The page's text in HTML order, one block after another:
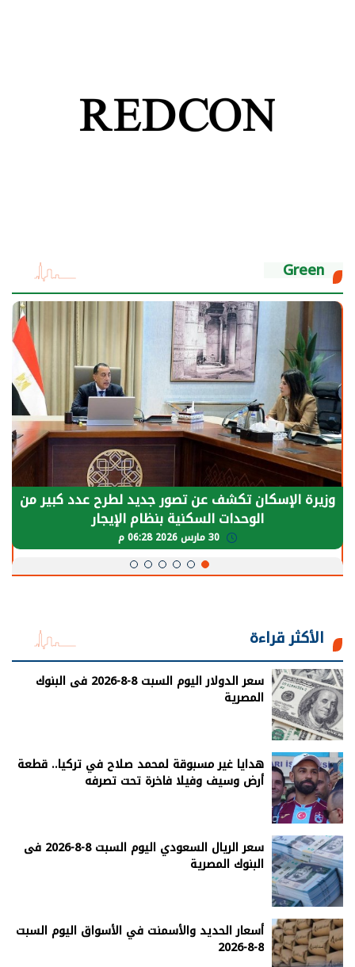
Green
وزيرة الإسكان تكشف عن تصور جديد لطرح عدد كبير من
الوحدات السكنية بنظام الإيجار
الأكثر قراءة
سعر الدولار اليوم السبت 8-8-2026 فى البنوك
المصرية
هدايا غير مسبوقة لمحمد صلاح في تركيا.. قطعة
أرض وسيف وفيلا فاخرة تحت تصرفه
سعر الريال السعودي اليوم السبت 8-8-2026 فى
البنوك المصرية
أسعار الحديد والأسمنت في الأسواق اليوم السبت
8-8-2026